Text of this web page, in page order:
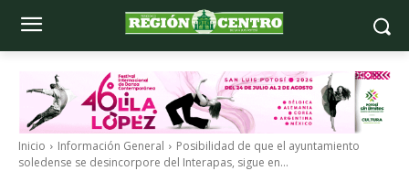
Inicio Información General
Posibilidad de que el ayuntamiento
soledense se desincorpore del Interapas, sigue en...